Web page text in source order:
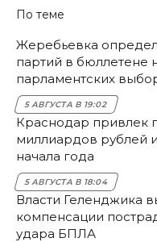
По теме
Жеребьевка
партий в бюллетене
парламентских
5 АВГУСТА В 19:02
Краснодар привлек
миллиардов рублей
начала года
5 АВГУСТА В 18:04
Власти Геленджика
компенсации
удара БПЛА